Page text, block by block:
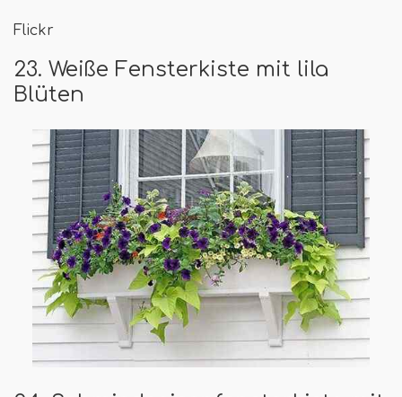
Flickr
23. Weiße Fensterkiste mit lila
Blüten